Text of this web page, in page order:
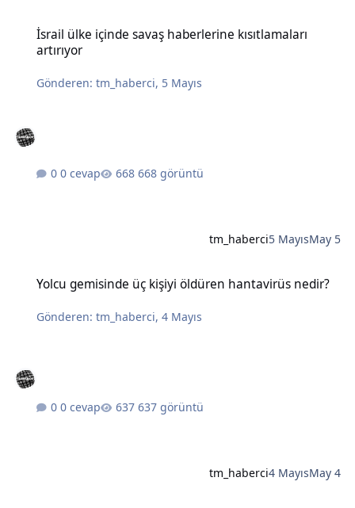
İsrail ülke içinde savaş haberlerine kısıtlamaları
artırıyor
Gönderen:tm_haberci, 5 Mayıs
0 cevap 668 görüntü
tm_haberci5 MayısMay 5
Yolcu gemisinde üç kişiyi öldüren hantavirüs nedir?
Gönderen:tm_haberci,4 Mayıs
0 cevap 637 görüntü
tm_haberci4 MayısMay 4